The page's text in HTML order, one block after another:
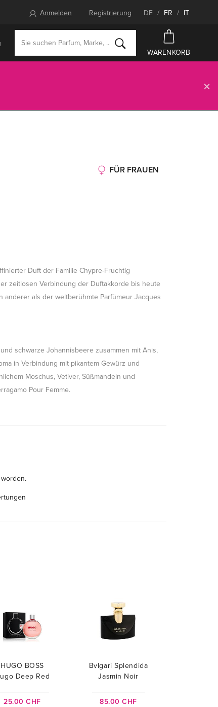
Anmelden Registrierung DE / FR / IT
WARENKORB
FÜR FRAUEN
Duft der Familie Chypre-Fruchtig
zeitlosen Verbindung der Duftakkorde bis heute
anderer als der weltberühmte Parfümeur Jacques
schwarze Johannisbeere zusammen mit Anis,
in Verbindung mit pikantem Gewürz und
Moschus, Vetiver, Süßmandeln und
Pour Femme.
HUGO BOSS
Deep Red
25.00 CHF
Bvlgari Splendida
Jasmin Noir
85.00 CHF